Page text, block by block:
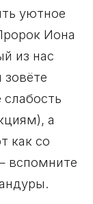
уютное
Иона
из нас
а
как со
вспомните